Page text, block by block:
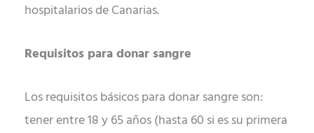
hospitalarios de Canarias.
Requisitos para donar sangre
Los requisitos básicos para donar sangre son:
tener entre 18 y 65 años (hasta 60 si es su primera